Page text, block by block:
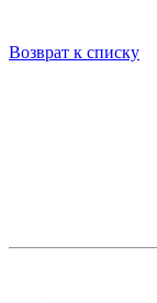
Возврат к списку